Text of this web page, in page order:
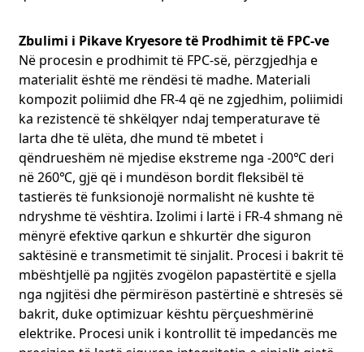
Zbulimi i Pikave Kryesore të Prodhimit të FPC-ve
Në procesin e prodhimit të FPC-së, përzgjedhja e
materialit është me rëndësi të madhe. Materiali
kompozit poliimid dhe FR-4 që ne zgjedhim, poliimidi
ka rezistencë të shkëlqyer ndaj temperaturave të
larta dhe të ulëta, dhe mund të mbetet i
qëndrueshëm në mjedise ekstreme nga -200℃ deri
në 260℃, gjë që i mundëson bordit fleksibël të
tastierës të funksionojë normalisht në kushte të
ndryshme të vështira. Izolimi i lartë i FR-4 shmang në
mënyrë efektive qarkun e shkurtër dhe siguron
saktësinë e transmetimit të sinjalit. Procesi i bakrit të
mbështjellë pa ngjitës zvogëlon papastërtitë e sjella
nga ngjitësi dhe përmirëson pastërtinë e shtresës së
bakrit, duke optimizuar kështu përçueshmërinë
elektrike. Procesi unik i kontrollit të impedancës me
2. Fusha e Elektronikës Mjekësore: Sigurimi i Mjekësisë
Precize dhe Transportueshmërisë
Pajisjet elektronike mjekësore kërkojnë një shkallë të lartë
besueshmërie dhe dizajn të miniaturizuar për të
përmbushur nevojat e mjekësisë precize dhe
transportueshmërisë. FPC-ja që prodhojmë për fushën e
elektronikës mjekësore është ultra e hollë dhe shumë
fleksibile, e aftë të përshtatet me struktura të ndryshme
komplekse të brendshme të pajisjeve. Në një pajisje
monitorimi të shëndetit që vishet, FPC-ja që projektuam jo
vetëm që mundëson transmetimin efikas të sinjaleve të
shumëfishta të sensorëve, por gjithashtu ka
biokompatibilitet të mirë përmes trajtimit të procesit
special, duke shmangur efektet negative në trupin e
njeriut. Pasi kjo pajisje u lançua në treg, ajo ka marrë
vlerësime të gjera nga konsumatorët dhe ka shitur më
shumë se 100,000 njësi në total, duke ndihmuar përdorues
të shumtë të monitorojnë gjendjen e tyre shëndetësore në